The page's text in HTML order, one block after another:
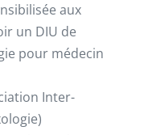
aux
un DIU de
pour médecin
Inter-